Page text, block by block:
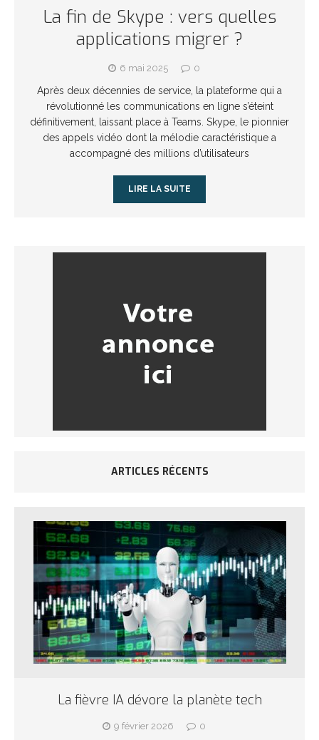
La fin de Skype : vers quelles
applications migrer ?
6 mai 2025 0
Après deux décennies de service, la plateforme qui a
révolutionné les communications en ligne s’éteint
définitivement, laissant place à Teams. Skype, le pionnier
des appels vidéo dont la mélodie caractéristique a
accompagné des millions d’utilisateurs
LIRE LA SUITE
ARTICLES RÉCENTS
La fièvre IA dévore la planète tech
9 février 2026 0